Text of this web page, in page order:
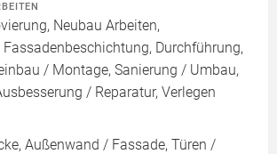
Neubau Arbeiten,
Durchführung,
/ Montage, Sanierung / Umbau,
/ Reparatur, Verlegen
Außenwand / Fassade, Türen /